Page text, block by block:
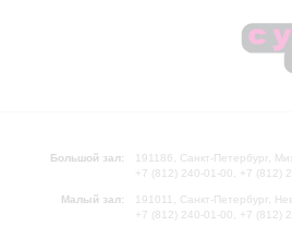
Большой зал:
191186, Санкт-Петербург,
+7 (812) 240-01-00, +7 (812)
Малый зал:
191011, Санкт-Петербург,
+7 (812) 240-01-00, +7 (812)